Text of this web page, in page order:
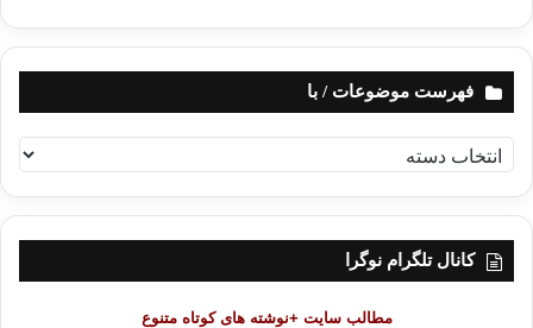
فهرست موضوعات / با
ه
ر
کانال تلگرام نوگرا
مطالب سایت +نوشته های کوتاه متنوع